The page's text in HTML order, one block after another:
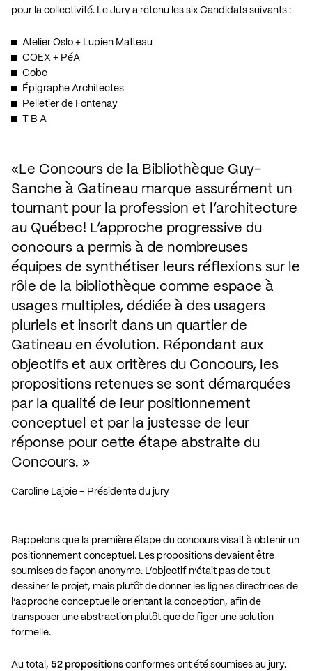
pour la collectivité. Le Jury a retenu les six Candidats suivants :
Atelier Oslo + Lupien Matteau
COEX + PéA
Cobe
Épigraphe Architectes
Pelletier de Fontenay
T B A
Le Concours de la Bibliothèque Guy-
Sanche à Gatineau marque assurément un
tournant pour la profession et l’architecture
au Québec! L’approche progressive du
concours a permis à de nombreuses
équipes de synthétiser leurs réflexions sur le
rôle de la bibliothèque comme espace à
usages multiples, dédiée à des usagers
pluriels et inscrit dans un quartier de
Gatineau en évolution. Répondant aux
objectifs et aux critères du Concours, les
propositions retenues se sont démarquées
par la qualité de leur positionnement
conceptuel et par la justesse de leur
réponse pour cette étape abstraite du
Concours.
Caroline Lajoie – Présidente du jury
Rappelons que la première étape du concours visait à obtenir un
positionnement conceptuel. Les propositions devaient être
soumises de façon anonyme. L’objectif n’était pas de tout
dessiner le projet, mais plutôt de donner les lignes directrices de
l’approche conceptuelle orientant la conception, afin de
transposer une abstraction plutôt que de figer une solution
formelle.
Au total, 52 propositions conformes ont été soumises au jury.